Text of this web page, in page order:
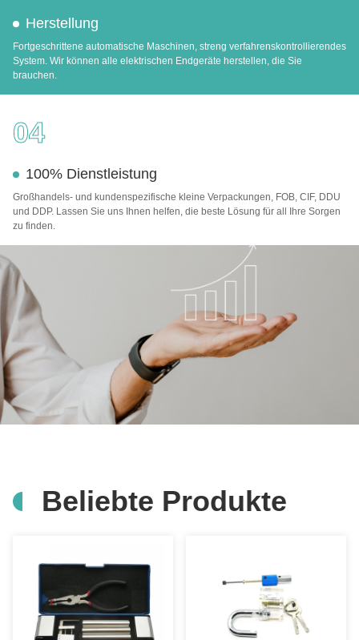
Herstellung
Fortgeschrittene automatische Maschinen, streng verfahrenskontrollierendes
System. Wir können alle elektrischen Endgeräte herstellen, die Sie
brauchen.
04
100% Dienstleistung
Großhandels- und kundenspezifische kleine Verpackungen, FOB, CIF, DDU
und DDP. Lassen Sie uns Ihnen helfen, die beste Lösung für all Ihre Sorgen
zu finden.
Beliebte Produkte